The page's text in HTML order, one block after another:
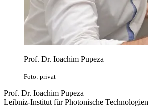
Prof. Dr. Ioachim Pupeza
Foto: privat
Prof. Dr. Ioachim Pupeza
Leibniz-Institut für Photonische Technologien